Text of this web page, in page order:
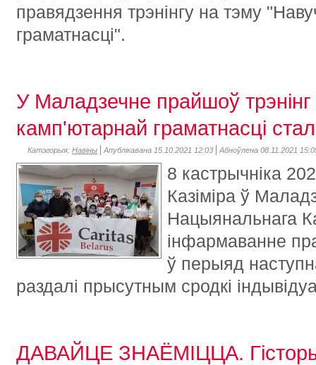
правядзення трэнінгу на тэму
граматнасці".
У Маладзечне прайшоў
камп'ютарнай граматнасці
Катэгорыя: Навіны Апублікавана 15.10.2021 12:03 Абноўлена 08.11.2021
8 кастрычніка
Казіміра ў
Нацыянальнага
інфармаванне
ў перыяд
раздалі прысутным сродкі
ДАВАЙЦЕ ЗНАЁМІЦЦА.